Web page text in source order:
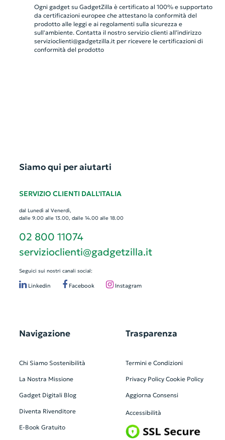
Ogni gadget su GadgetZilla è certificato al 100% e supportato
da certificazioni europee che attestano la conformità del
prodotto alle leggi e ai regolamenti sulla sicurezza e
sull'ambiente. Contatta il nostro servizio clienti all’indirizzo
servizioclienti@gadgetzilla.itper ricevere le certificazioni di
conformità del prodotto
Siamo qui per aiutarti
SERVIZIO CLIENTI DALL'ITALIA
dal Lunedì al Venerdì,
dalle 9.00 alle 13.00, dalle 14.00 alle 18.00
02 800 11074
servizioclienti@gadgetzilla.it
Seguici sui nostri canali social:
Linkedin Facebook Instagram
Navigazione
Chi Siamo Sostenibilità
La Nostra Missione
Gadget Digitali Blog
Diventa Rivenditore
E-Book Gratuito
Trasparenza
Termini e Condizioni
Privacy Policy Cookie Policy
Aggiorna Consensi
Accessibilità